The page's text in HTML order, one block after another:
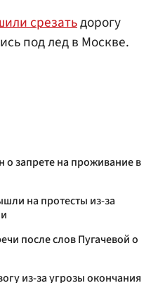
срезатьдорогу
под лед в Москве.
о запрете на проживание в
на протесты из-за
после слов Пугачевой о
из-за угрозы окончания